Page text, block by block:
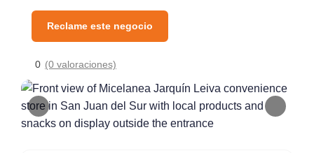
Reclame este negocio
0 (0 valoraciones)